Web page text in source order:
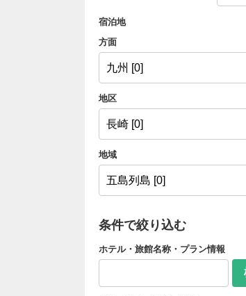
宿泊地
方面
地区
地域
条件で絞り込む
ホテル・旅館名称・プラン情報